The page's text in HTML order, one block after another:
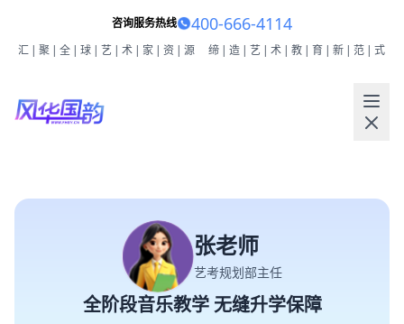
咨询服务热线 400-666-4114
汇|聚|全|球|艺|术|家|资|源 缔|造|艺|术|教|育|新|范|式
张老师
艺考规划部主任
全阶段音乐教学 无缝升学保障